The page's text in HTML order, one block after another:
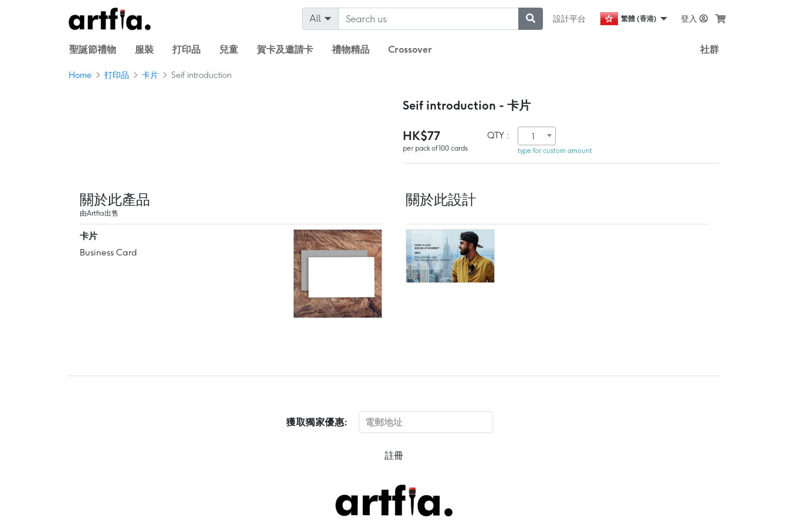
All 設計平台 繁體 (香港) 登入
聖誕節禮物 服裝 打印品 兒童 賀卡及邀請卡 禮物精品 Crossover 社群
Home 打印品 卡片 Seif introduction
Seif introduction - 卡片
HK$77
per pack of 100 cards
QTY : 1
type for custom amount
關於此產品
由Artfia出售
卡片
Business Card
關於此設計
獲取獨家優惠:
註冊